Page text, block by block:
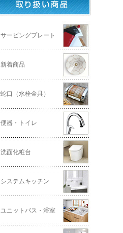
サービングプレート
新着商品
蛇口（水栓金具）
便器・トイレ
洗面化粧台
システムキッチン
ユニットバス・浴室